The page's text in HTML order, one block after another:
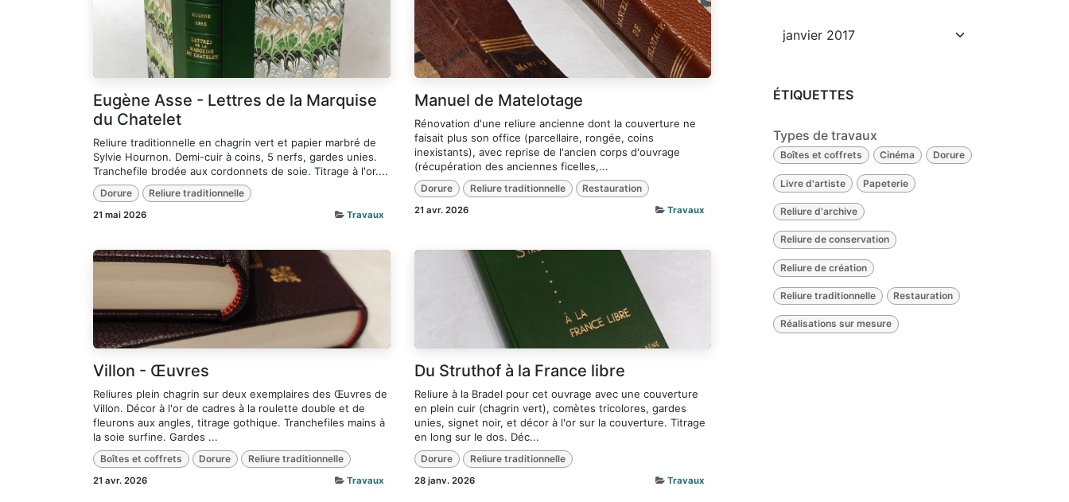
Eugène Asse - Lettres de la Marquise
du Chatelet
Reliure traditionnelle en chagrin vert et papier marbré de
Sylvie Hournon. Demi-cuir à coins, 5 nerfs, gardes unies.
Tranchefile brodée aux cordonnets de soie. Titrage à l'or....
Dorure Reliure traditionnelle
21 mai 2026 Travaux
Manuel de Matelotage
Rénovation d'une reliure ancienne dont la couverture ne
faisait plus son office (parcellaire, rongée, coins
inexistants), avec reprise de l'ancien corps d'ouvrage
(récupération des anciennes ficelles,...
Dorure Reliure traditionnelle Restauration
21 avr. 2026 Travaux
Villon - Œuvres
Reliures plein chagrin sur deux exemplaires des Œuvres de
Villon. Décor à l'or de cadres à la roulette double et de
fleurons aux angles, titrage gothique. Tranchefiles mains à
la soie surfine. Gardes ...
Boîtes et coffrets Dorure Reliure traditionnelle
21 avr. 2026 Travaux
Du Struthof à la France libre
Reliure à la Bradel pour cet ouvrage avec une couverture
en plein cuir (chagrin vert), comètes tricolores, gardes
unies, signet noir, et décor à l'or sur la couverture. Titrage
en long sur le dos. Déc...
Dorure Reliure traditionnelle
28 janv. 2026 Travaux
ÉTIQUETTES
Types de travaux
Boîtes et coffrets Cinéma Dorure
Livre d'artiste Papeterie
Reliure d'archive
Reliure de conservation
Reliure de création
Reliure traditionnelle Restauration
Réalisations sur mesure